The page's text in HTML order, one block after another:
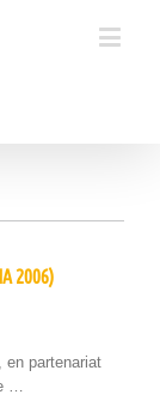
2006)
en parte­nar­i­at
…